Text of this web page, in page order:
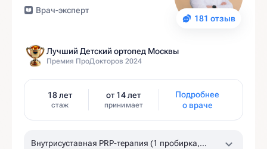
181 отзыв
Врач-эксперт
Лучший Детский ортопед Москвы
Премия ПроДокторов 2024
18 лет
стаж
от 14 лет
принимает
Подробнее
о враче
Внутрисуставная PRP-терапия (1 пробирка,